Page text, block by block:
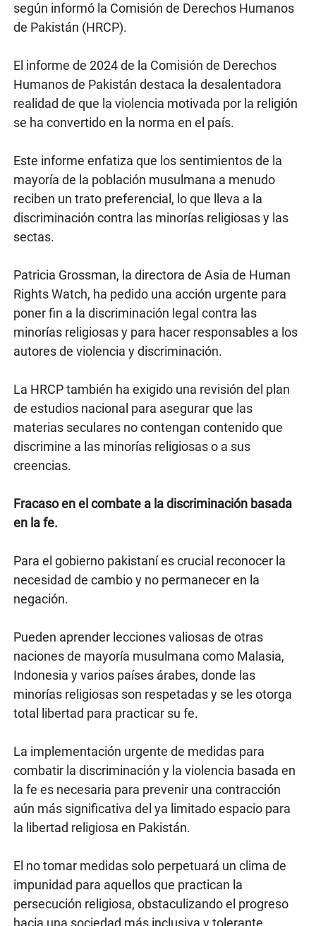
según informó la Comisión de Derechos Humanos
de Pakistán (HRCP).
El informe de 2024 de la Comisión de Derechos
Humanos de Pakistán destaca la desalentadora
realidad de que la violencia motivada por la religión
se ha convertido en la norma en el país.
Este informe enfatiza que los sentimientos de la
mayoría de la población musulmana a menudo
reciben un trato preferencial, lo que lleva a la
discriminación contra las minorías religiosas y las
sectas.
Patricia Grossman, la directora de Asia de Human
Rights Watch, ha pedido una acción urgente para
poner fin a la discriminación legal contra las
minorías religiosas y para hacer responsables a los
autores de violencia y discriminación.
La HRCP también ha exigido una revisión del plan
de estudios nacional para asegurar que las
materias seculares no contengan contenido que
discrimine a las minorías religiosas o a sus
creencias.
Fracaso en el combate a la discriminación basada
en la fe.
Para el gobierno pakistaní es crucial reconocer la
necesidad de cambio y no permanecer en la
negación.
Pueden aprender lecciones valiosas de otras
naciones de mayoría musulmana como Malasia,
Indonesia y varios países árabes, donde las
minorías religiosas son respetadas y se les otorga
total libertad para practicar su fe.
La implementación urgente de medidas para
combatir la discriminación y la violencia basada en
la fe es necesaria para prevenir una contracción
aún más significativa del ya limitado espacio para
la libertad religiosa en Pakistán.
El no tomar medidas solo perpetuará un clima de
impunidad para aquellos que practican la
persecución religiosa, obstaculizando el progreso
hacia una sociedad más inclusiva y tolerante.